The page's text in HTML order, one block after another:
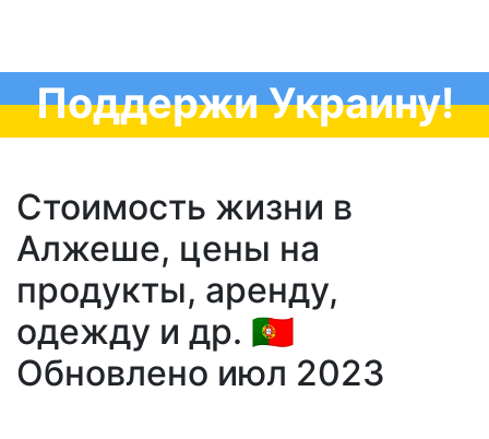
Поддержи Украину!
Стоимость жизни в
Алжеше, цены на
продукты, аренду,
одежду и др. 🇵🇹
Обновлено июл 2023